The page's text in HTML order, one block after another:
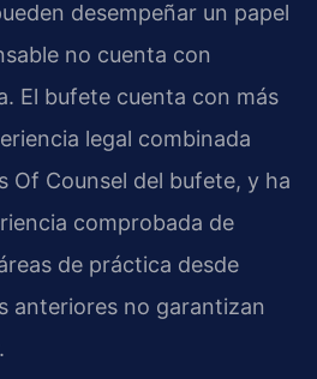
desempeñar un papel
no cuenta con
El bufete cuenta con más
legal combinada
Of Counsel del bufete, y ha
comprobada de
de práctica desde
anteriores no garantizan